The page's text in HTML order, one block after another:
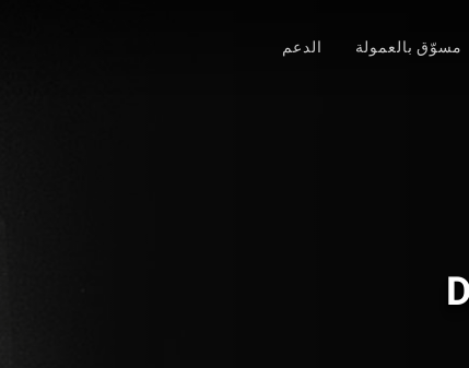
مسوّق بالعمولة الدعم